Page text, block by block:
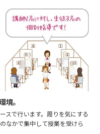
境。
スで行います。周りを気にする
なかで集中して授業を受けら